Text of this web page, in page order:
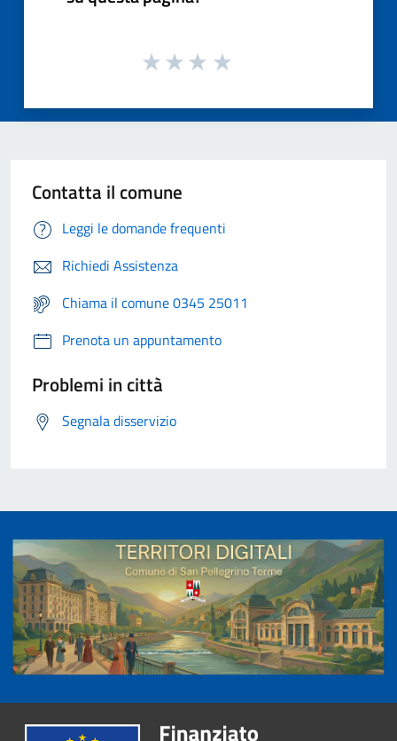
Contatta il comune
Leggi le domande frequenti
Richiedi Assistenza
Chiama il comune 0345 25011
Prenota un appuntamento
Problemi in città
Segnala disservizio